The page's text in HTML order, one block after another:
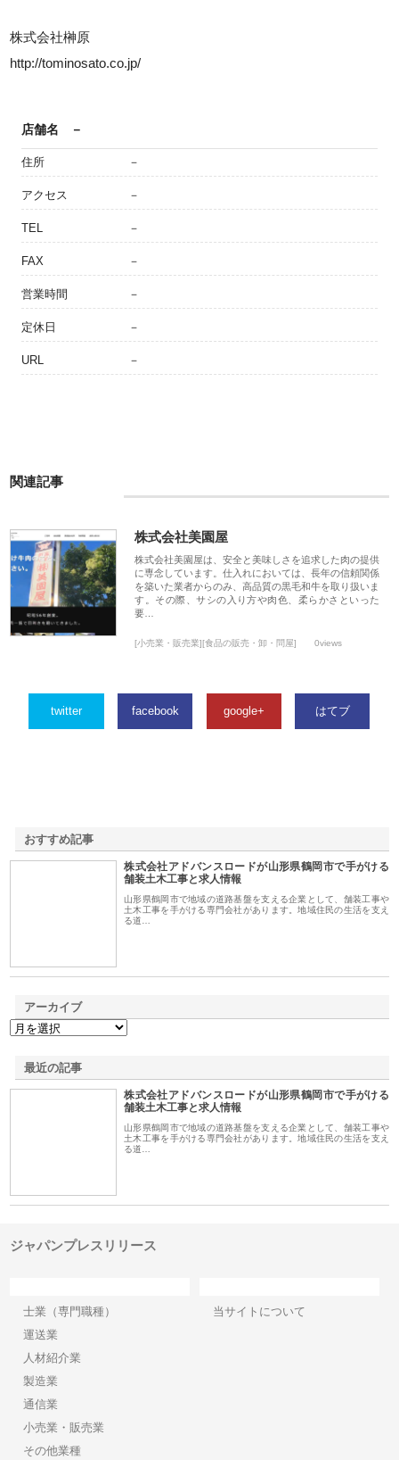
株式会社榊原
http://tominosato.co.jp/
店舗名 －
住所 －
アクセス －
TEL －
FAX －
営業時間 －
定休日 －
URL －
関連記事
株式会社美園屋
株式会社美園屋は、安全と美味しさを追求した肉の提供
に専念しています。仕入れにおいては、長年の信頼関係
を築いた業者からのみ、高品質の黒毛和牛を取り扱いま
す。その際、サシの入り方や肉色、柔らかさといった
要…
[小売業・販売業][食品の販売・卸・問屋] 0views
twitter facebook google+ はてブ
おすすめ記事
株式会社アドバンスロードが山形県鶴岡市で手がける
舗装土木工事と求人情報
山形県鶴岡市で地域の道路基盤を支える企業として、舗装工事や
土木工事を手がける専門会社があります。地域住民の生活を支え
る道…
アーカイブ
最近の記事
株式会社アドバンスロードが山形県鶴岡市で手がける
舗装土木工事と求人情報
山形県鶴岡市で地域の道路基盤を支える企業として、舗装工事や
土木工事を手がける専門会社があります。地域住民の生活を支え
る道…
ジャパンプレスリリース
士業（専門職種）
運送業
人材紹介業
製造業
通信業
小売業・販売業
その他業種
当サイトについて